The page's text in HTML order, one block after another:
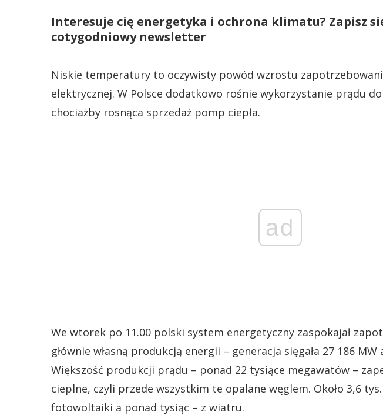
Interesuje cię energetyka i ochrona klimatu? Zapisz
cotygodniowy newsletter
Niskie temperatury to oczywisty powód wzrostu
elektrycznej. W Polsce dodatkowo rośnie wykorzystanie prądu
chociażby rosnąca sprzedaż pomp ciepła.
ad
We wtorek po 11.00 polski system energetyczny zaspokajał
głównie własną produkcją energii – generacja sięgała 27 186
Większość produkcji prądu – ponad 22 tysiące megawatów –
cieplne, czyli przede wszystkim te opalane węglem. Około 3,6
fotowoltaiki a ponad tysiąc – z wiatru.